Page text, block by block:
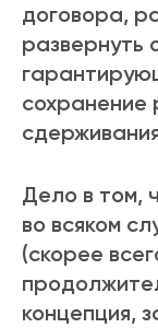
договора,
развернуть
сохранение
Дело в том,
во всяком
(скорее
концепция,